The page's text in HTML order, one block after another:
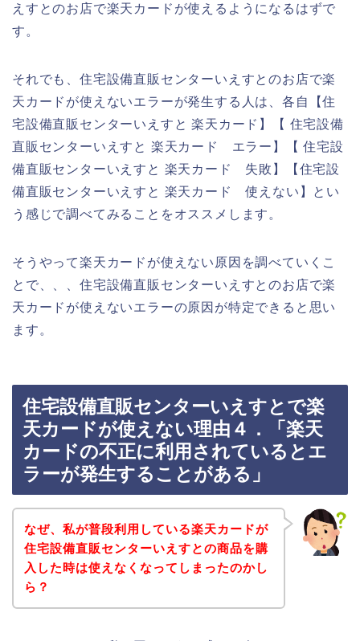
えすとのお店で楽天カードが使えるようになるはずで
す。
それでも、住宅設備直販センターいえすとのお店で楽
天カードが使えないエラーが発生する人は、各自【住
宅設備直販センターいえすと 楽天カード】【 住宅設備
直販センターいえすと 楽天カード エラー】【 住宅設
備直販センターいえすと 楽天カード 失敗】【住宅設
備直販センターいえすと 楽天カード 使えない】とい
う感じで調べてみることをオススメします。
そうやって楽天カードが使えない原因を調べていくこ
とで、、、住宅設備直販センターいえすとのお店で楽
天カードが使えないエラーの原因が特定できると思い
ます。
住宅設備直販センターいえすとで楽
天カードが使えない理由４．「楽天
カードの不正に利用されているとエ
ラーが発生することがある」
なぜ、私が普段利用している楽天カードが
住宅設備直販センターいえすとの商品を購
入した時は使えなくなってしまったのかし
ら？